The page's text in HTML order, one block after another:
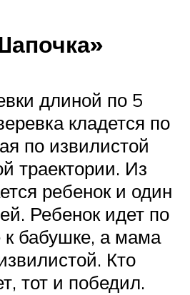
длиной по 5
кладется по
по извилистой
траектории. Из
ребенок и один
Ребенок идет по
к бабушке, а мама
Кто
тот и победил.